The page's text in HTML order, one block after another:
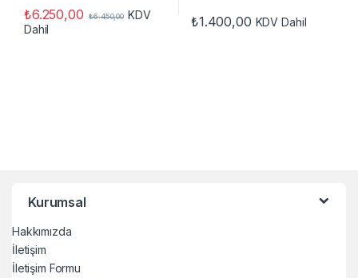
₺6.250,00 ₺6.450,00 KDV
Dahil
₺1.400,00 KDV Dahil
Kurumsal
Hakkımızda
İletişim
İletişim Formu